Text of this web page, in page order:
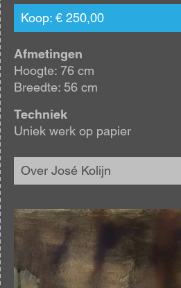
Koop: € 250,00
Afmetingen
Hoogte: 76 cm
Breedte: 56 cm
Techniek
Uniek werk op papier
Over José Kolijn
Afbeelding